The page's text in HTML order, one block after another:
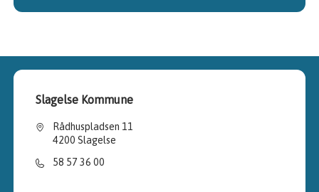
Slagelse Kommune
Rådhuspladsen 11
4200 Slagelse
58 57 36 00